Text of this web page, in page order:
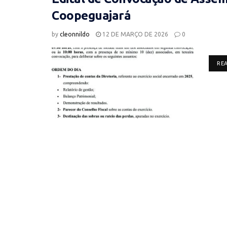
Coopeguajará
by cleonnildo 12 DE MARÇO DE 2026 0